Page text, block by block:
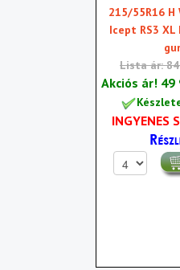
215/55R16
Icept RS3 XL
Lista ár:
Akciós ár! 49
INGYENES